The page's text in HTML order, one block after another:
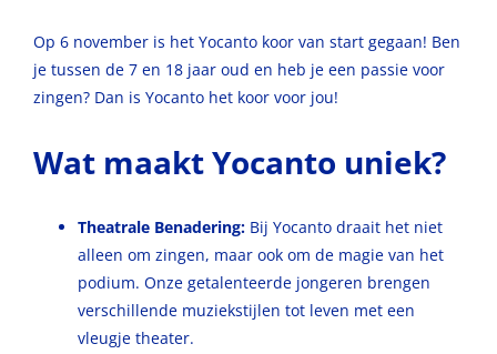
Op 6 november is het Yocanto koor van start gegaan! Ben
je tussen de 7 en 18 jaar oud en heb je een passie voor
zingen? Dan is Yocanto het koor voor jou!
Wat maakt Yocanto uniek?
Theatrale Benadering:Bij Yocanto draait het niet
alleen om zingen, maar ook om de magie van het
podium. Onze getalenteerde jongeren brengen
verschillende muziekstijlen tot leven met een
vleugje theater.